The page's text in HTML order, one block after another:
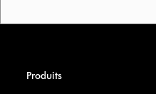
Produits